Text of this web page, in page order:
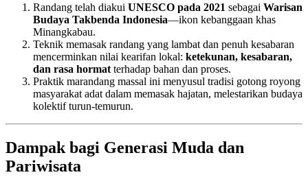
Randang telah diakui UNESCO pada 2021 sebagai Warisan
Budaya Takbenda Indonesia—ikon kebanggaan khas
Minangkabau.
Teknik memasak randang yang lambat dan penuh kesabaran
mencerminkan nilai kearifan lokal: ketekunan, kesabaran,
dan rasa hormat terhadap bahan dan proses.
Praktik marandang massal ini menyusul tradisi gotong royong
masyarakat adat dalam memasak hajatan, melestarikan budaya
kolektif turun-temurun.
Dampak bagi Generasi Muda dan
Pariwisata